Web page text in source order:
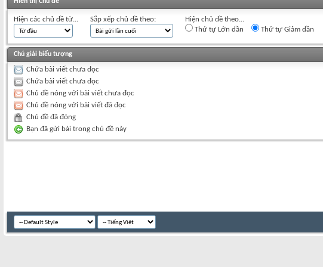
Hiện các chủ đề từ... Sắp xếp chủ đề theo:
Hiện chủ đề theo...
Thứ tự Lớn dần
Thứ tự Giảm dần
Chú giải biểu tượng
Chứa bài viết chưa đọc
Chứa bài viết chưa đọc
Chủ đề nóng với bài viết chưa đọc
Chủ đề nóng với bài viết đã đọc
Chủ đề đã đóng
Bạn đã gửi bài trong chủ đề này